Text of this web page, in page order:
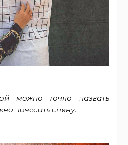
можно точно назвать
почесать спину.